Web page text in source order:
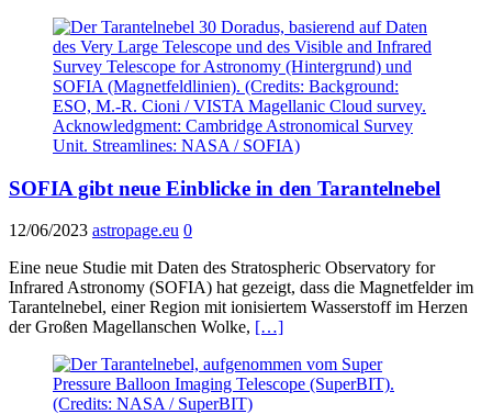
SOFIA gibt neue Einblicke in den Tarantelnebel
12/06/2023 astropage.eu 0
Eine neue Studie mit Daten des Stratospheric Observatory for
Infrared Astronomy (SOFIA) hat gezeigt, dass die Magnetfelder im
Tarantelnebel, einer Region mit ionisiertem Wasserstoff im Herzen
der Großen Magellanschen Wolke, […]